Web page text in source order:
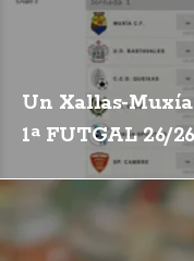
Un Xallas-
1ª FUTGAL 26/26